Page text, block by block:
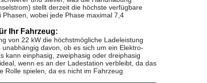
stellt derzeit die höchste verfügbare
wobei jede Phase maximal 7,4
Ihr Fahrzeug:
von 22 kW die höchstmögliche Ladeleistung
davon, ob es sich um ein Elektro-
kann einphasig, zweiphasig oder dreiphasig
wenn es an der Ladestation verbleibt, da das
Rolle spielen, da es nicht im Fahrzeug